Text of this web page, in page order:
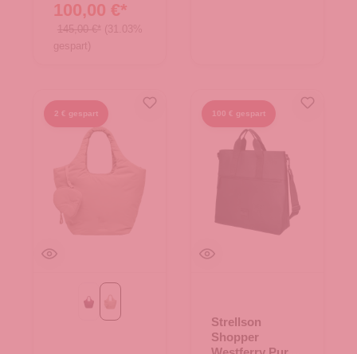
100,00 €*
145,00 €* (31.03%
gespart)
2 € gespart
kraken mono
100 € gespart
Strellson
Shopper